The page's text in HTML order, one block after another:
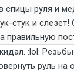
спицы руля и
стук и слезет!
правильную
:lol:
руль на